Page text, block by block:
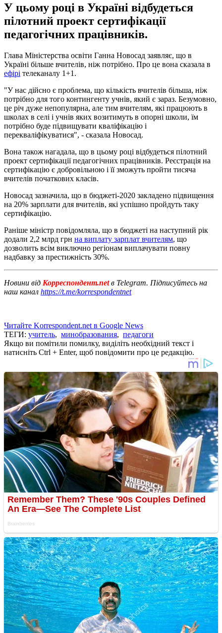
У цьому році в Україні відбудеться
пілотний проект сертифікації
педагогічних працівників.
Глава Міністерства освіти Ганна Новосад заявляє, що в
Україні більше вчителів, ніж потрібно. Про це вона сказала в
ефірі телеканалу 1+1.
"У нас дійсно є проблема, що кількість вчителів більша, ніж
потрібно для того контингенту учнів, який є зараз. Безумовно,
це річ дуже непопулярна, але тим вчителям, які працюють в
школах в селі і учнів яких возитимуть в опорні школи, їм
потрібно буде підвищувати кваліфікацію і
перекваліфікуватися", - сказала Новосад.
Вона також нагадала, що в цьому році відбудеться пілотний
проект сертифікації педагогічних працівників. Реєстрація на
сертифікацію є добровільною і її зможуть пройти тисяча
вчителів початкових класів.
Новосад зазначила, що в бюджеті-2020 закладено підвищення
на 20% зарплати для вчителів, які успішно пройдуть таку
сертифікацію.
Раніше міністр повідомляла, що в бюджеті на наступний рік
додали 2,2 млрд грн на виплату зарплат вчителям, що
дозволить всім виключно регіонам виплачувати повну
надбавку за престижність 30%.
Новини від Корреспондент.netв Telegram. Підписуйтесь на
наш канал https://t.me/korrespondentnet
Читайте Korrespondent.net в Google News
ТЕГИ: учитель, минобразования, педагоги
Якщо ви помітили помилку, виділіть необхідний текст і
натисніть Ctrl + Enter, щоб повідомити про це редакцію.